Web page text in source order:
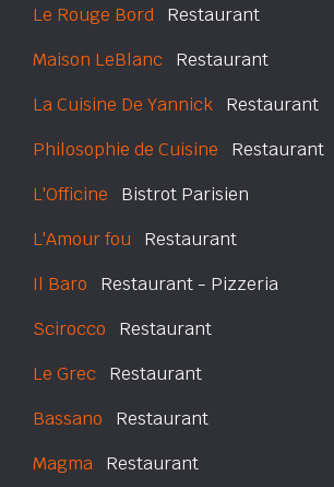
Le Rouge Bord Restaurant
Maison LeBlanc Restaurant
La Cuisine De Yannick Restaurant
Philosophie de Cuisine Restaurant
L'Officine Bistrot Parisien
L'Amour fou Restaurant
Il Baro Restaurant - Pizzeria
Scirocco Restaurant
Le Grec Restaurant
Bassano Restaurant
Magma Restaurant